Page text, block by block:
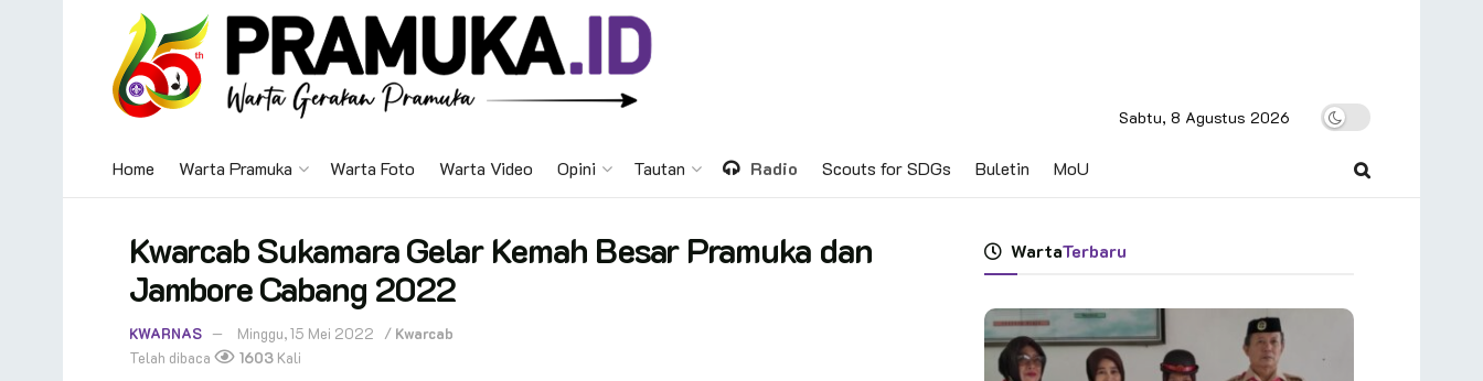
Sabtu, 8 Agustus 2026
Home Warta Pramuka Warta Foto Warta Video Opini Tautan Radio Scouts for SDGs Buletin MoU
Kwarcab Sukamara Gelar Kemah Besar Pramuka dan
Jambore Cabang 2022
KWARNAS Minggu, 15 Mei 2022 / Kwarcab
Telah dibaca
1603 Kali
WartaTerbaru